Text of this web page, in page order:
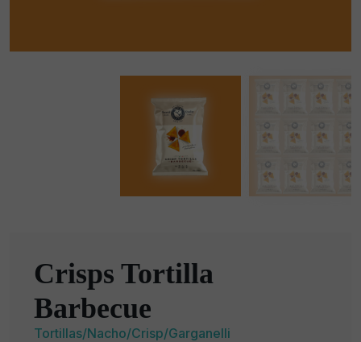
Crisps Tortilla
Barbecue
Tortillas/Nacho/Crisp/Garganelli